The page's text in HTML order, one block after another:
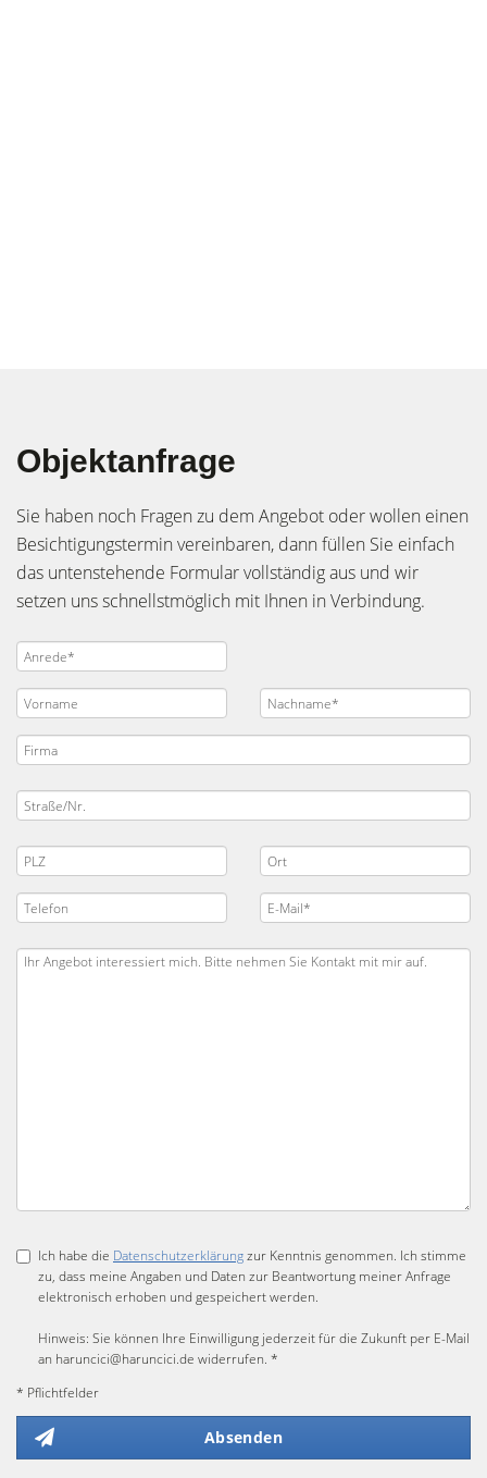
Objektanfrage
Sie haben noch Fragen zu dem Angebot oder wollen einen
Besichtigungstermin vereinbaren, dann füllen Sie einfach
das untenstehende Formular vollständig aus und wir
setzen uns schnellstmöglich mit Ihnen in Verbindung.
Ich habe die Datenschutzerklärungzur Kenntnis genommen. Ich stimme
zu, dass meine Angaben und Daten zur Beantwortung meiner Anfrage
elektronisch erhoben und gespeichert werden.
Hinweis: Sie können Ihre Einwilligung jederzeit für die Zukunft per E-Mail
an haruncici@haruncici.de widerrufen. *
* Pflichtfelder
Absenden